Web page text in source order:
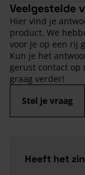
Veelgestelde
Hier vind je
product. We
voor je op een rij
Kun je het
gerust contact op
graag verder!
Stel je vraag
Heeft het